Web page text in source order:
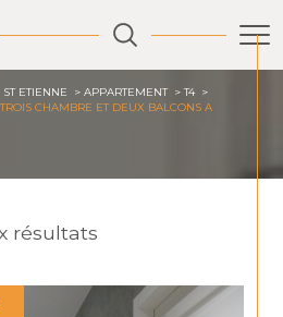
ST ETIENNE APPARTEMENT
T4
CHAMBRE ET DEUX BALCONS A
résultats